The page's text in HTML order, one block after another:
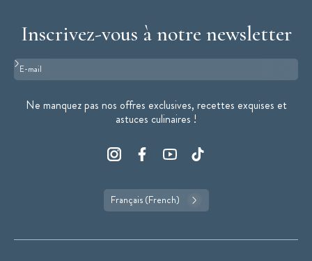
Inscrivez-vous à notre newsletter
Format : adresse@email.com
Ne manquez pas nos offres exclusives, recettes exquises et
astuces culinaires !
Français (French)